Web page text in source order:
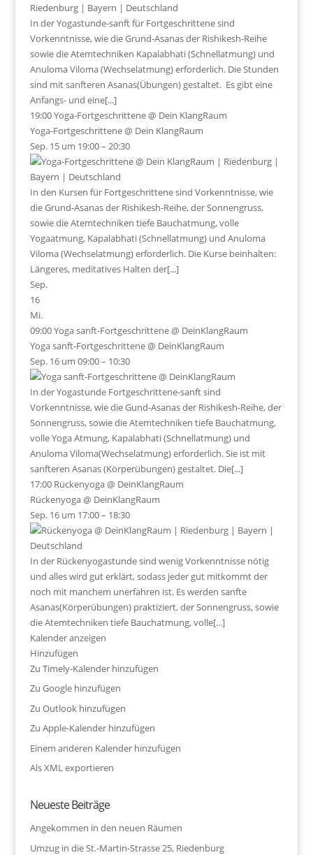
In der Yogastunde-sanft für Fortgeschrittene sind
Vorkenntnisse, wie die Grund-Asanas der Rishikesh-Reihe
sowie die Atemtechniken Kapalabhati (Schnellatmung) und
Anuloma Viloma (Wechselatmung) erforderlich. Die Stunden
sind mit sanfteren Asanas(Übungen) gestaltet. Es gibt eine
Anfangs- und eine[...]
19:00Yoga-Fortgeschrittene@ Dein KlangRaum
Yoga-Fortgeschrittene@ Dein KlangRaum
Sep. 15 um 19:00 – 20:30
In den Kursen für Fortgeschrittene sind Vorkenntnisse, wie
die Grund-Asanas der Rishikesh-Reihe, der Sonnengruss,
sowie die Atemtechniken tiefe Bauchatmung, volle
Yogaatmung, Kapalabhati (Schnellatmung) und Anuloma
Viloma (Wechselatmung) erforderlich. Die Kurse beinhalten:
Längeres, meditatives Halten der[...]
Sep.
16
Mi.
09:00Yoga sanft-Fortgeschrittene@ DeinKlangRaum
Yoga sanft-Fortgeschrittene@ DeinKlangRaum
Sep. 16 um 09:00 – 10:30
In der Yogastunde Fortgeschrittene-sanft sind
Vorkenntnisse, wie die Gund-Asanas der Rishikesh-Reihe, der
Sonnengruss, sowie die Atemtechniken tiefe Bauchatmung,
volle Yoga Atmung, Kapalabhati (Schnellatmung) und
Anuloma Viloma(Wechselatmung) erforderlich. Sie ist mit
sanfteren Asanas (Körperübungen) gestaltet. Die[...]
17:00 Rückenyoga@ DeinKlangRaum
Rückenyoga@ DeinKlangRaum
Sep. 16 um 17:00 – 18:30
In der Rückenyogastunde sind wenig Vorkenntnisse nötig
und alles wird gut erklärt, sodass jeder gut mitkommt der
noch mit manchem unerfahren ist. Es werden sanfte
Asanas(Körperübungen) praktiziert, der Sonnengruss, sowie
die Atemtechniken tiefe Bauchatmung, volle[...]
Kalender anzeigen
Hinzufügen
Zu Timely-Kalender hinzufügen
Zu Google hinzufügen
Zu Outlook hinzufügen
Zu Apple-Kalender hinzufügen
Einem anderen Kalender hinzufügen
Als XML exportieren
Neueste Beiträge
Angekommen in den neuen Räumen
Umzug in die St.-Martin-Strasse 25, Riedenburg